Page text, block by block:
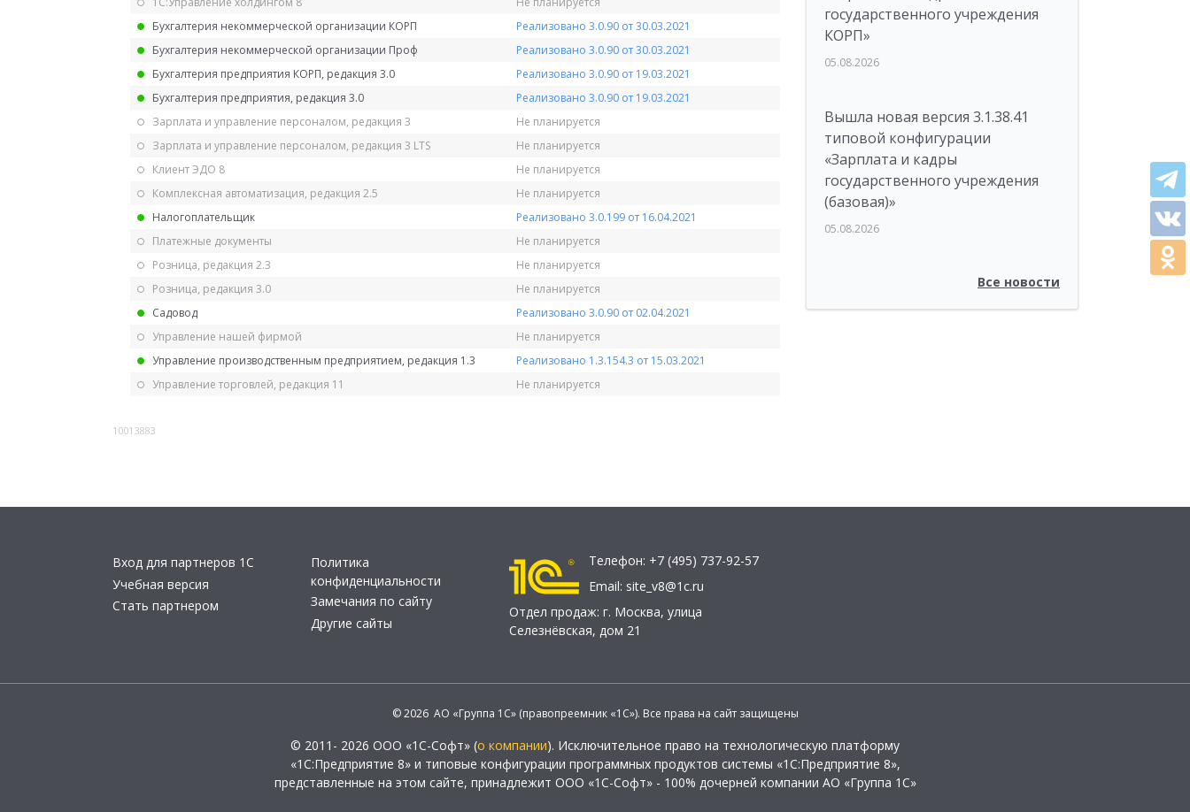
Бухгалтерия некоммерческой организации КОРП
Реализовано 3.0.90 от 30.03.2021
Бухгалтерия некоммерческой организации Проф
Реализовано 3.0.90 от 30.03.2021
Бухгалтерия предприятия КОРП, редакция 3.0
Реализовано 3.0.90 от 19.03.2021
Бухгалтерия предприятия, редакция 3.0
Реализовано 3.0.90 от 19.03.2021
Зарплата и управление персоналом, редакция 3
Не планируется
Зарплата и управление персоналом, редакция 3 LTS
Не планируется
Клиент ЭДО 8
Не планируется
Комплексная автоматизация, редакция 2.5
Не планируется
Налогоплательщик
Реализовано 3.0.199 от 16.04.2021
Платежные документы
Не планируется
Розница, редакция 2.3
Не планируется
Розница, редакция 3.0
Не планируется
Садовод
Реализовано 3.0.90 от 02.04.2021
Управление нашей фирмой
Не планируется
Управление производственным предприятием, редакция 1.3
Реализовано 1.3.154.3 от 15.03.2021
Управление торговлей, редакция 11
Не планируется
10013883
государственного учреждения
КОРП»
05.08.2026
Вышла новая версия 3.1.38.41
типовой конфигурации
«Зарплата и кадры
государственного учреждения
(базовая)»
05.08.2026
Все новости
Вход для партнеров 1С
Учебная версия
Стать партнером
Политика
конфиденциальности
Замечания по сайту
Другие сайты
Телефон: +7 (495) 737-92-57
Email: site_v8@1c.ru
Отдел продаж: г. Москва, улица
Селезнёвская, дом 21
© 2026 АО «Группа 1С» (правопреемник «1С»). Все права на сайт защищены
© 2011- 2026 ООО «1С-Софт» (о компании). Исключительное право на технологическую платформу
«1С:Предприятие 8» и типовые конфигурации программных продуктов системы «1С:Предприятие 8»,
представленные на этом сайте, принадлежит ООО «1С-Софт» - 100% дочерней компании АО «Группа 1С»